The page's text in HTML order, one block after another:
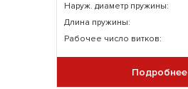
Наруж. диаметр пружины:
Длина пружины:
Рабочее число витков:
Подробнее